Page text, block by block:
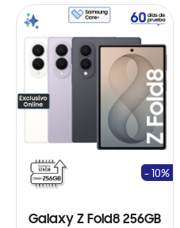
Galaxy Z Fold8 256GB
- 10%